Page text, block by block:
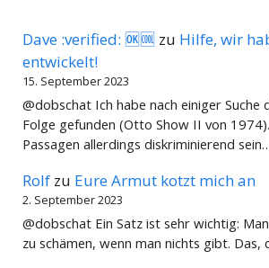
Dave :verified: 🆗🆒 zu Hilfe, wir
entwickelt!
15. September 2023
@dobschat Ich habe nach einiger Suche
Folge gefunden (Otto Show II von
Passagen allerdings diskriminierend
Rolf zu Eure Armut kotzt mich an
2. September 2023
@dobschat Ein Satz ist sehr wichtig:
zu schämen, wenn man nichts gibt. Das,